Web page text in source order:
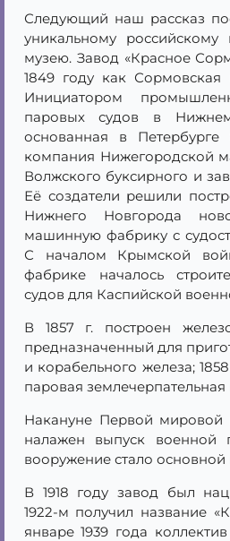
Следующий наш рассказ
уникальному
музею. Завод «Красное
1849 году как
Инициатором
паровых судов в
основанная в
компания Нижегородской
Волжского буксирного и
Её создатели решили
Нижнего Новгорода
машинную фабрику с
С началом Крымской
фабрике началось
судов для Каспийской
В 1857 г. построен
предназначенный для
и корабельного железа;
паровая
Накануне Первой мировой
налажен выпуск военной
вооружение стало
В 1918 году завод был
1922-м получил название
январе 1939 года